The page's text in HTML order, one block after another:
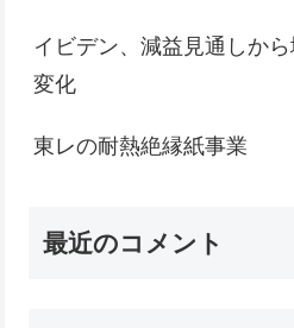
イビデン、減益見通しか
変化
東レの耐熱絶縁紙事業
最近のコメント